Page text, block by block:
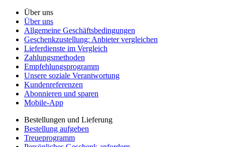
Über uns
Über uns
Allgemeine Geschäftsbedingungen
Geschenkzustellung: Anbieter vergleichen
Lieferdienste im Vergleich
Zahlungsmethoden
Empfehlungsprogramm
Unsere soziale Verantwortung
Kundenreferenzen
Abonnieren und sparen
Mobile-App
Bestellungen und Lieferung
Bestellung aufgeben
Treueprogramm